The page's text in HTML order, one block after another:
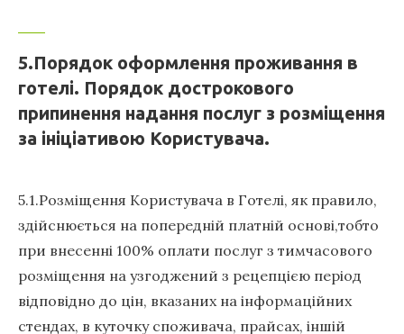
5.Порядок оформлення проживання в
готелі. Порядок дострокового
припинення надання послуг з розміщення
за ініціативою Користувача.
5.1.Розміщення Користувача в Готелі, як правило,
здійснюється на попередній платній основі,тобто
при внесенні 100% оплати послуг з тимчасового
розміщення на узгоджений з рецепцією період
відповідно до цін, вказаних на інформаційних
стендах, в куточку споживача, прайсах, іншій